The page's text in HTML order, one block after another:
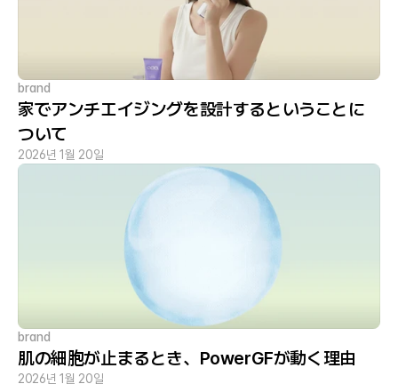
brand
家でアンチエイジングを設計するということに
ついて
2026년 1월 20일
brand
肌の細胞が止まるとき、PowerGFが動く理由
2026년 1월 20일